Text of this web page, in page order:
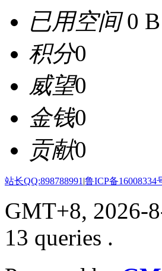
已用空间0 B
积分0
威望0
金钱0
贡献0
站长QQ:898788991 |鲁ICP备16008334
GMT+8, 2026-
13 queries .